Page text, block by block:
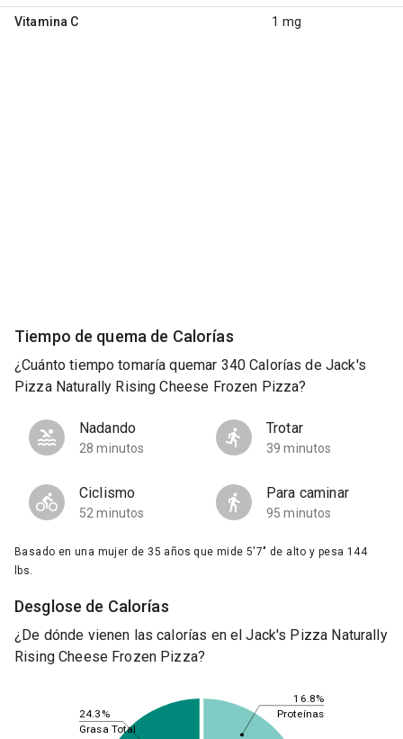
Vitamina C 1 mg
Tiempo de quema de Calorías
¿Cuánto tiempo tomaría quemar 340 Calorías de Jack's
Pizza Naturally Rising Cheese Frozen Pizza?
Nadando
28 minutos
Trotar
39 minutos
Ciclismo
52 minutos
Para caminar
95 minutos
Basado en una mujer de 35 años que mide 5'7" de alto y pesa 144
lbs.
Desglose de Calorías
¿De dónde vienen las calorías en el Jack's Pizza Naturally
Rising Cheese Frozen Pizza?
16.8%
24.3%
Proteínas
Grasa Total